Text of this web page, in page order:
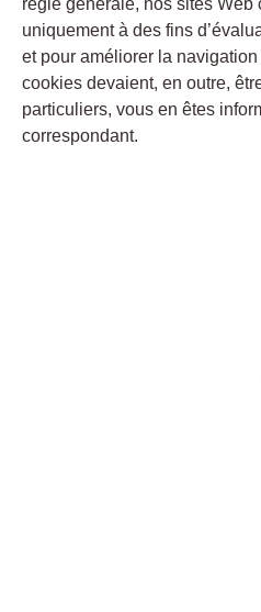
règle générale, nos sites
uniquement à des fins
et pour améliorer la
cookies devaient, en outre,
particuliers, vous en êtes
correspondant.